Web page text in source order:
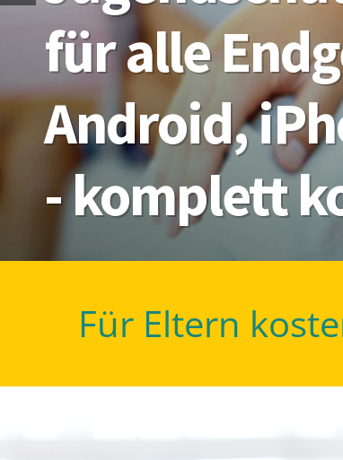
- komplett
Android,
für alle
Für Eltern